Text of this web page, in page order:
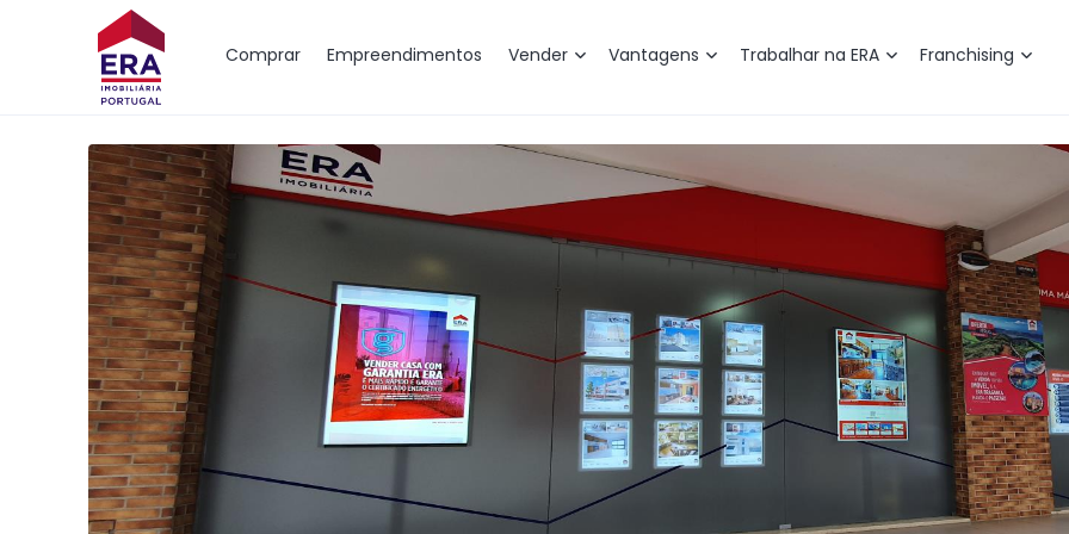
Comprar Empreendimentos Vender Vantagens Trabalhar na ERA Franchising
Mapa